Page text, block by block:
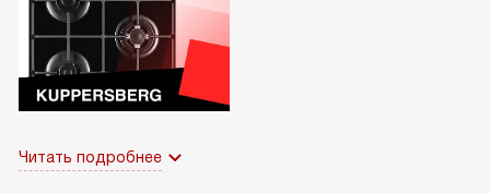
Читать подробнее